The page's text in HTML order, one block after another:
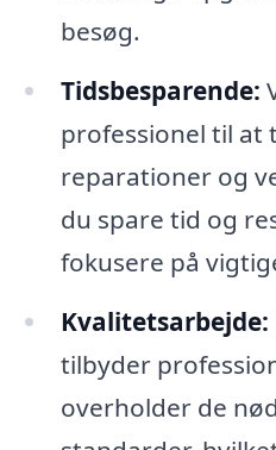
besøg.
Tidsbesparende:
professionel til at
reparationer og
du spare tid og
fokusere på
Kvalitetsarbejde:
tilbyder
overholder de